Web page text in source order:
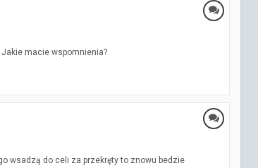
Jakie macie wspomnienia?
wsadzą do celi za przekręty to znowu bedzie